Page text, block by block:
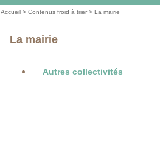
Accueil >Contenus froid à trier > La mairie
La mairie
Autres collectivités